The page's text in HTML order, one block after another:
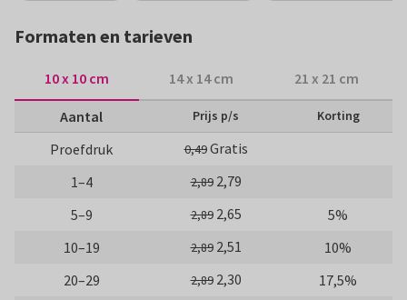
Formaten en tarieven
10 x 10 cm 14 x 14 cm 21 x 21 cm
Aantal Prijs p/s Korting
Proefdruk 0,49Gratis
1–4
2,89 2,79
5–9
2,89 2,65
5%
10–19
2,89 2,51
10%
20–29
2,89 2,30
17,5%